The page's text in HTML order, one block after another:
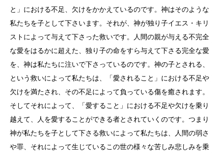
と」における不足、欠けをかかえているのです。神はそのような
私たちを子として下さいます。それが、神が独り子イエス・キリ
ストによって与えて下さった救いです。人間の親が与える不完全
な愛をはるかに超えた、独り子の命をすら与えて下さる完全な愛
を、神は私たちに注いで下さっているのです。神の子とされる、
という救いによって私たちは、「愛されること」における不足や
欠けを満たされ、その不足によって負っている傷を癒されます。
そしてそれによって、「愛すること」における不足や欠けを乗り
越えて、人を愛することができる者とされていくのです。つまり
神が私たちを子として下さる救いによって私たちは、人間の弱さ
や罪、それによって生じているこの世の様々な苦しみ悲しみを乗